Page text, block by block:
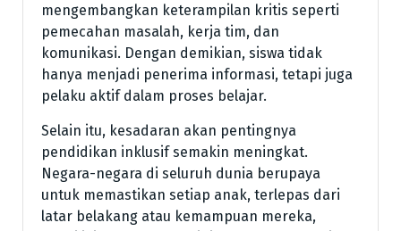
mengembangkan keterampilan kritis seperti
pemecahan masalah, kerja tim, dan
komunikasi. Dengan demikian, siswa tidak
hanya menjadi penerima informasi, tetapi juga
pelaku aktif dalam proses belajar.
Selain itu, kesadaran akan pentingnya
pendidikan inklusif semakin meningkat.
Negara-negara di seluruh dunia berupaya
untuk memastikan setiap anak, terlepas dari
latar belakang atau kemampuan mereka,